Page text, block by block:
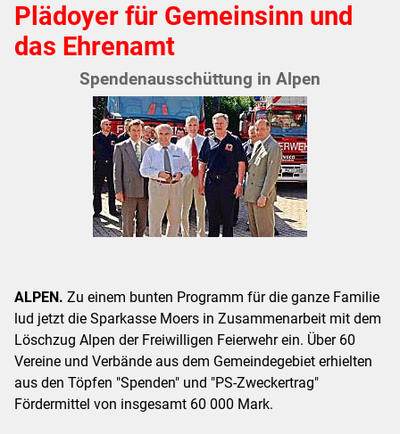
Plädoyer für Gemeinsinn und
das Ehrenamt
Spendenausschüttung in Alpen
ALPEN. Zu einem bunten Programm für die ganze Familie
lud jetzt die Sparkasse Moers in Zusammenarbeit mit dem
Löschzug Alpen der Freiwilligen Feierwehr ein. Über 60
Vereine und Verbände aus dem Gemeindegebiet erhielten
aus den Töpfen "Spenden" und "PS-Zweckertrag"
Fördermittel von insgesamt 60 000 Mark.